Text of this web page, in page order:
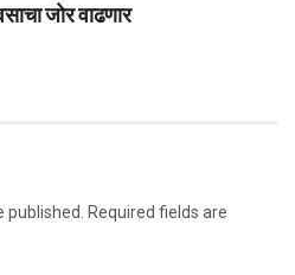
जोर वाढणार
published. Required fields are